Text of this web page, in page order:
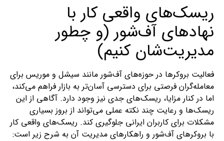
ریسک‌های واقعی کار با
نهادهای آف‌شور (و چطور
مدیریت‌شان کنیم)
فعالیت بروکرها در حوزه‌های آف‌شور مانند سیشل و موریس برای
معامله‌گران فرصتی برای دسترسی آسان‌تر به بازار فراهم می‌کند،
اما در کنار مزایا، ریسک‌های جدی نیز وجود دارد. آگاهی از این
ریسک‌ها و رعایت چند نکته عملی می‌تواند از بروز بسیاری
مشکلات برای کاربران ایرانی جلوگیری کند. ریسک‌های واقعی کار
با بروکرهای آف‌شور و راهکارهای مدیریت آن به شرح زیر است: